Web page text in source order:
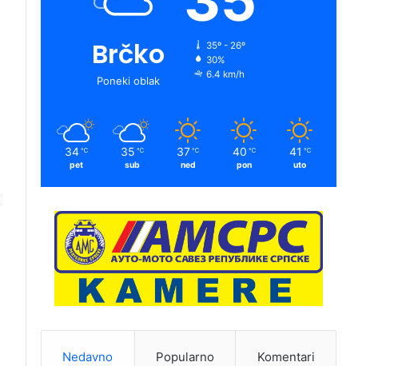
Brčko
Poneki oblak
35º - 26º
30%
6.4 km/h
34 ℃
pet
35 ℃
sub
37 ℃
ned
40 ℃
pon
41 ℃
uto
Nedavno Popularno Komentari